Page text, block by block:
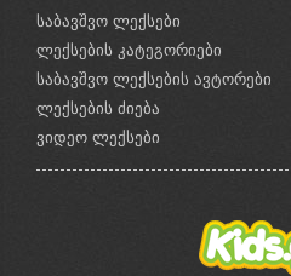
საბავშვო ლექსები
ლექსების კატეგორიები
საბავშვო ლექსების ავტორები
ლექსების ძიება
ვიდეო ლექსები